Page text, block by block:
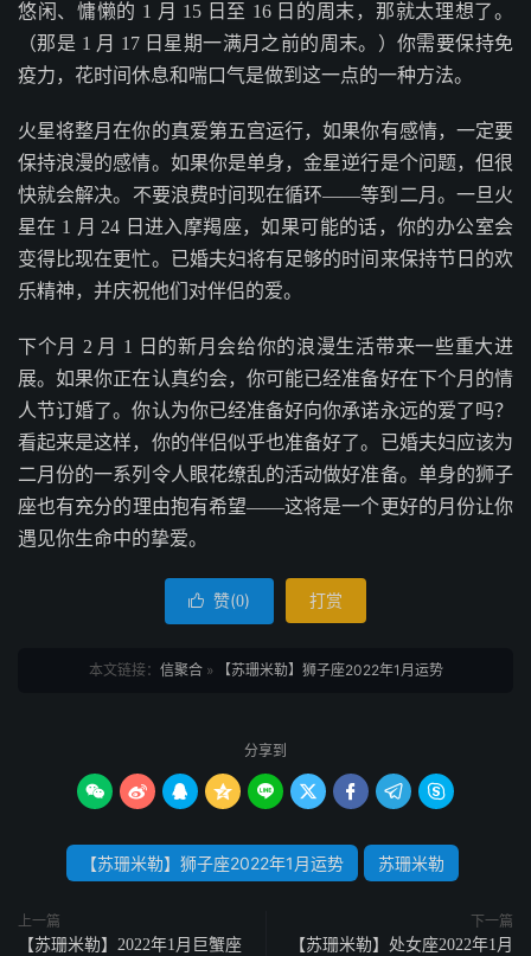
悠闲、慵懒的 1 月 15 日至 16 日的周末，那就太理想了。
（那是 1 月 17 日星期一满月之前的周末。）你需要保持免
疫力，花时间休息和喘口气是做到这一点的一种方法。
火星将整月在你的真爱第五宫运行，如果你有感情，一定要
保持浪漫的感情。如果你是单身，金星逆行是个问题，但很
快就会解决。不要浪费时间现在循环——等到二月。一旦火
星在 1 月 24 日进入摩羯座，如果可能的话，你的办公室会
变得比现在更忙。已婚夫妇将有足够的时间来保持节日的欢
乐精神，并庆祝他们对伴侣的爱。
下个月 2 月 1 日的新月会给你的浪漫生活带来一些重大进
展。如果你正在认真约会，你可能已经准备好在下个月的情
人节订婚了。你认为你已经准备好向你承诺永远的爱了吗？
看起来是这样，你的伴侣似乎也准备好了。已婚夫妇应该为
二月份的一系列令人眼花缭乱的活动做好准备。单身的狮子
座也有充分的理由抱有希望——这将是一个更好的月份让你
遇见你生命中的挚爱。
 赞(0) 打赏
本文链接： 信聚合» 【苏珊米勒】狮子座2022年1月运势
分享到
        
【苏珊米勒】狮子座2022年1月运势 苏珊米勒
上一篇
【苏珊米勒】2022年1月巨蟹座
下一篇
【苏珊米勒】处女座2022年1月